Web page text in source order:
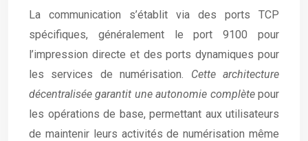
La communication s’établit via des ports TCP
spécifiques, généralement le port 9100 pour
l’impression directe et des ports dynamiques pour
les services de numérisation. Cette architecture
décentralisée garantit une autonomie complète pour
les opérations de base, permettant aux utilisateurs
de maintenir leurs activités de numérisation même